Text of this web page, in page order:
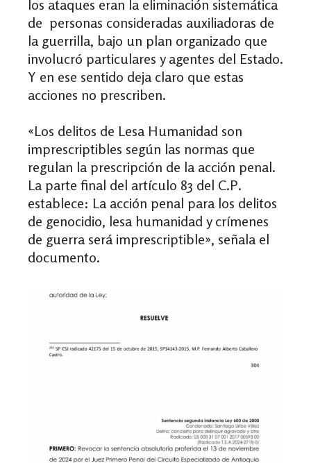
los ataques eran la eliminación sistemática
de personas consideradas auxiliadoras de
la guerrilla, bajo un plan organizado que
involucró particulares y agentes del Estado.
Y en ese sentido deja claro que estas
acciones no prescriben.
«Los delitos de Lesa Humanidad son
imprescriptibles según las normas que
regulan la prescripción de la acción penal.
La parte final del artículo 83 del C.P.
establece: La acción penal para los delitos
de genocidio, lesa humanidad y crímenes
de guerra será imprescriptible», señala el
documento.